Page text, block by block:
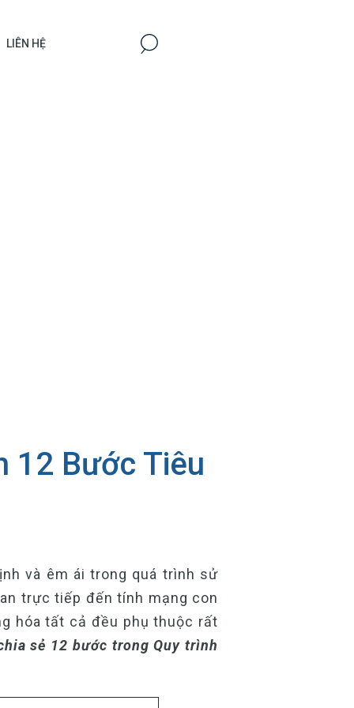
LIÊN HỆ
12 Bước Tiêu
và êm ái trong quá trình sử
trực tiếp đến tính mạng con
hóa tất cả đều phụ thuộc rất
sẻ 12 bước trong Quy trình